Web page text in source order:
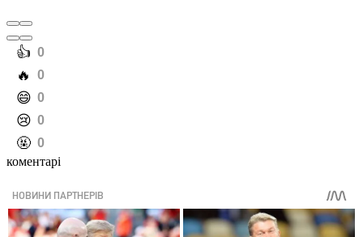
️👍 0
️🔥 0
️😄 0
️😢 0
️🤬 0
коментарі